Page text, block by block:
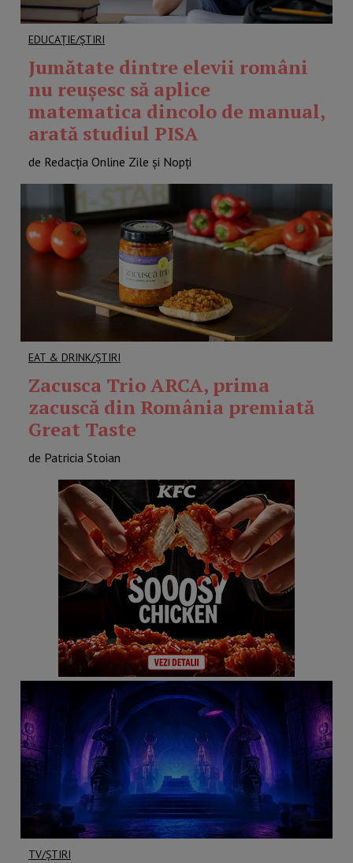
EDUCAȚIE/ȘTIRI
Jumătate dintre elevii români
nu reușesc să aplice
matematica dincolo de manual,
arată studiul PISA
de Redacția Online Zile și Nopți
EAT & DRINK/ȘTIRI
Zacusca Trio ARCA, prima
zacuscă din România premiată
Great Taste
de Patricia Stoian
TV/ȘTIRI